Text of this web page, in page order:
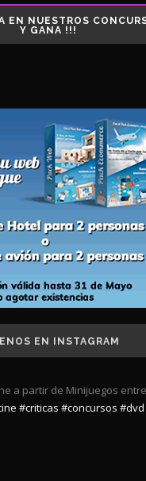
EN NUESTROS
Y GANA !!!
EN INSTAGRAM
a partir de Minijuegos entre
#criticas #concursos #dvd